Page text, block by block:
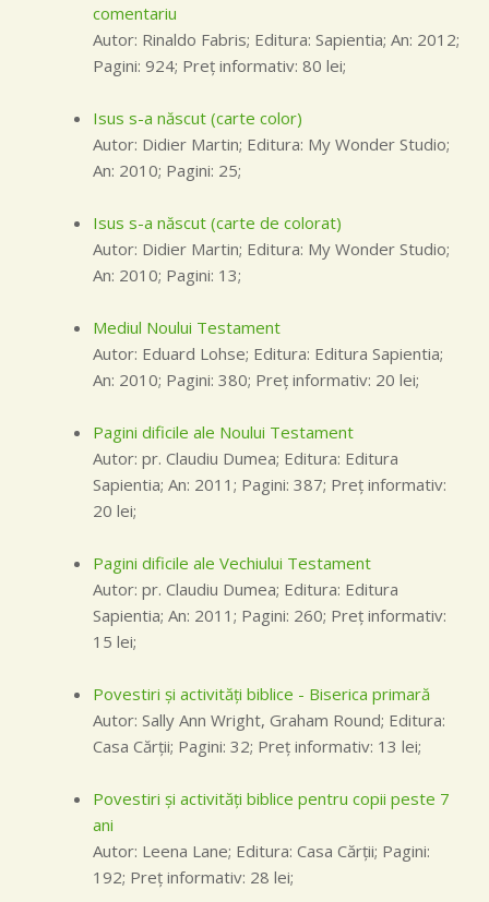
comentariu
Autor: Rinaldo Fabris; Editura: Sapientia; An: 2012;
Pagini: 924; Preţ informativ: 80 lei;
Isus s-a născut (carte color)
Autor: Didier Martin; Editura: My Wonder Studio;
An: 2010; Pagini: 25;
Isus s-a născut (carte de colorat)
Autor: Didier Martin; Editura: My Wonder Studio;
An: 2010; Pagini: 13;
Mediul Noului Testament
Autor: Eduard Lohse; Editura: Editura Sapientia;
An: 2010; Pagini: 380; Preţ informativ: 20 lei;
Pagini dificile ale Noului Testament
Autor: pr. Claudiu Dumea; Editura: Editura
Sapientia; An: 2011; Pagini: 387; Preţ informativ:
20 lei;
Pagini dificile ale Vechiului Testament
Autor: pr. Claudiu Dumea; Editura: Editura
Sapientia; An: 2011; Pagini: 260; Preţ informativ:
15 lei;
Povestiri şi activităţi biblice - Biserica primară
Autor: Sally Ann Wright, Graham Round; Editura:
Casa Cărţii; Pagini: 32; Preţ informativ: 13 lei;
Povestiri şi activităţi biblice pentru copii peste 7
ani
Autor: Leena Lane; Editura: Casa Cărţii; Pagini:
192; Preţ informativ: 28 lei;